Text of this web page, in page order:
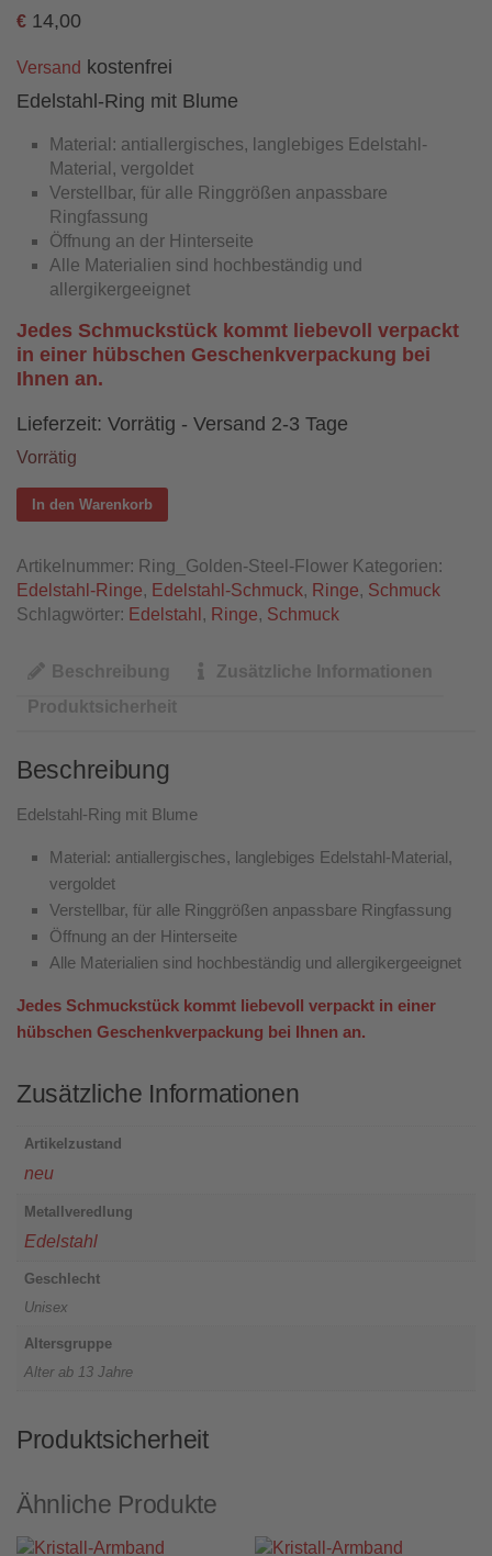
€ 14,00
Versand kostenfrei
Edelstahl-Ring mit Blume
Material: antiallergisches, langlebiges Edelstahl-
Material, vergoldet
Verstellbar, für alle Ringgrößen anpassbare
Ringfassung
Öffnung an der Hinterseite
Alle Materialien sind hochbeständig und
allergikergeeignet
Jedes Schmuckstück kommt liebevoll verpackt
in einer hübschen Geschenkverpackung bei
Ihnen an.
Lieferzeit: Vorrätig - Versand 2-3 Tage
Vorrätig
In den Warenkorb
Artikelnummer: Ring_Golden-Steel-Flower Kategorien:
Edelstahl-Ringe, Edelstahl-Schmuck, Ringe, Schmuck
Schlagwörter: Edelstahl , Ringe, Schmuck
Beschreibung
Zusätzliche Informationen
Produktsicherheit
Beschreibung
Edelstahl-Ring mit Blume
Material: antiallergisches, langlebiges Edelstahl-Material,
vergoldet
Verstellbar, für alle Ringgrößen anpassbare Ringfassung
Öffnung an der Hinterseite
Alle Materialien sind hochbeständig und allergikergeeignet
Jedes Schmuckstück kommt liebevoll verpackt in einer
hübschen Geschenkverpackung bei Ihnen an.
Zusätzliche Informationen
Artikelzustand
neu
Metallveredlung
Edelstahl
Geschlecht
Unisex
Altersgruppe
Alter ab 13 Jahre
Produktsicherheit
Ähnliche Produkte